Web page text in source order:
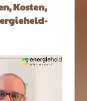
Kosten,